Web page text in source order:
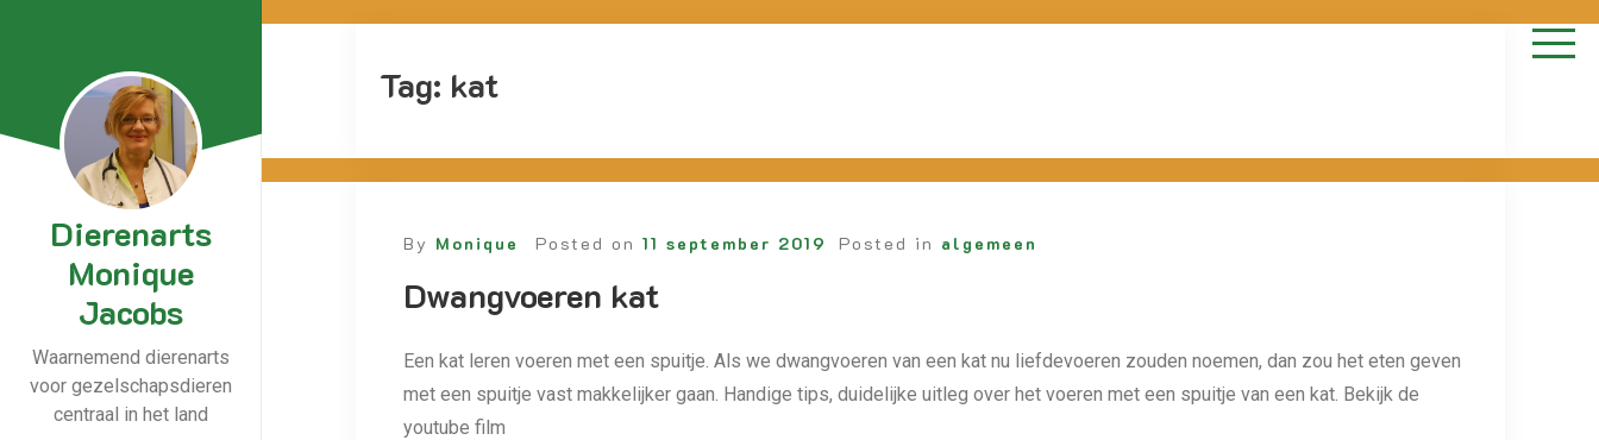
Dierenarts
Monique
Jacobs
Waarnemend dierenarts
voor gezelschapsdieren
centraal in het land
Tag: kat
By Monique Posted on 11 september 2019 Posted in algemeen
Dwangvoeren kat
Een kat leren voeren met een spuitje. Als we dwangvoeren van een kat nu liefdevoeren zouden noemen, dan zou het eten geven
met een spuitje vast makkelijker gaan. Handige tips, duidelijke uitleg over het voeren met een spuitje van een kat. Bekijk de
youtube film